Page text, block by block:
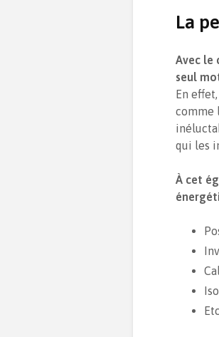
La
Avec le
seul
En
comme
qui les
À cet